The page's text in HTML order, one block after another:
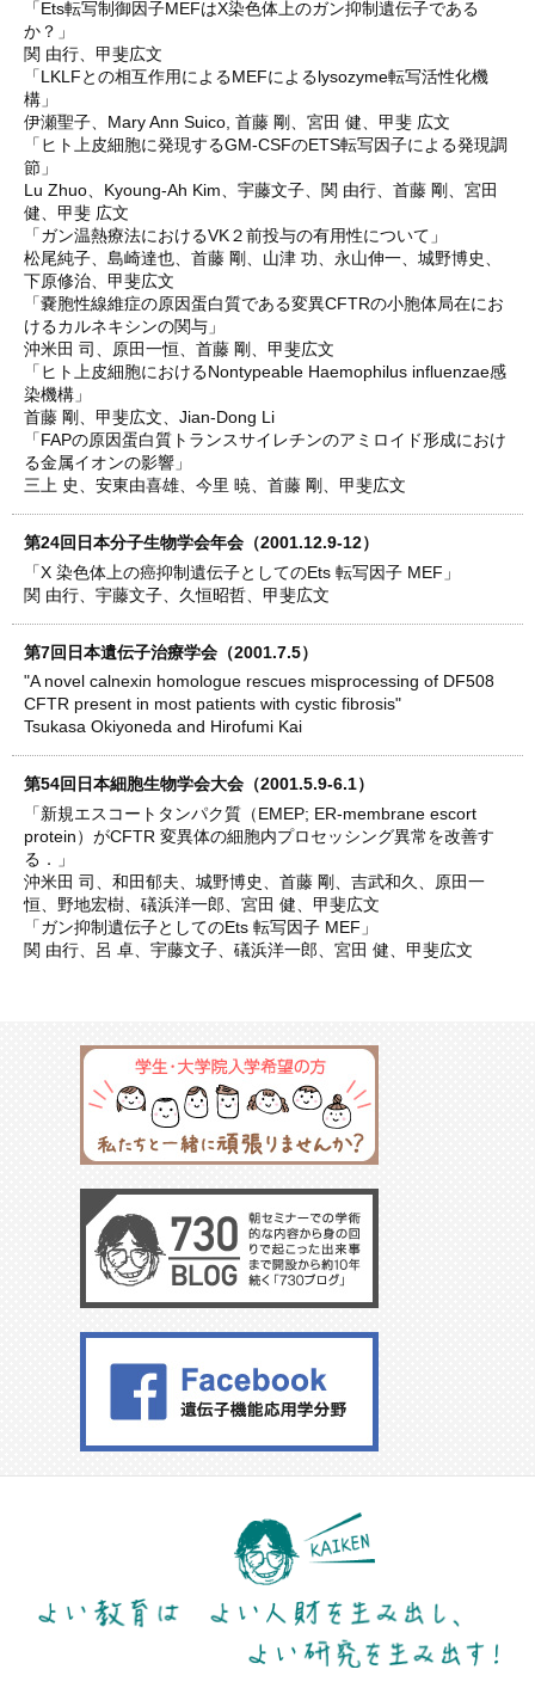
「Ets転写制御因子MEFはX染色体上のガン抑制遺伝子である
か？」
関 由行、甲斐広文
「LKLFとの相互作用によるMEFによるlysozyme転写活性化機
構」
伊瀬聖子、Mary Ann Suico, 首藤 剛、宮田 健、甲斐 広文
「ヒト上皮細胞に発現するGM-CSFのETS転写因子による発現調
節」
Lu Zhuo、Kyoung-Ah Kim、宇藤文子、関 由行、首藤 剛、宮田
健、甲斐 広文
「ガン温熱療法におけるVK２前投与の有用性について」
松尾純子、島崎達也、首藤 剛、山津 功、永山伸一、城野博史、
下原修治、甲斐広文
「嚢胞性線維症の原因蛋白質である変異CFTRの小胞体局在にお
けるカルネキシンの関与」
沖米田 司、原田一恒、首藤 剛、甲斐広文
「ヒト上皮細胞におけるNontypeable Haemophilus influenzae感
染機構」
首藤 剛、甲斐広文、Jian-Dong Li
「FAPの原因蛋白質トランスサイレチンのアミロイド形成におけ
る金属イオンの影響」
三上 史、安東由喜雄、今里 暁、首藤 剛、甲斐広文
第24回日本分子生物学会年会（2001.12.9-12）
「X 染色体上の癌抑制遺伝子としてのEts 転写因子 MEF」
関 由行、宇藤文子、久恒昭哲、甲斐広文
第7回日本遺伝子治療学会（2001.7.5）
"A novel calnexin homologue rescues misprocessing of DF508
CFTR present in most patients with cystic fibrosis"
Tsukasa Okiyoneda and Hirofumi Kai
第54回日本細胞生物学会大会（2001.5.9-6.1）
「新規エスコートタンパク質（EMEP; ER-membrane escort
protein）がCFTR 変異体の細胞内プロセッシング異常を改善す
る．」
沖米田 司、和田郁夫、城野博史、首藤 剛、吉武和久、原田一
恒、野地宏樹、礒浜洋一郎、宮田 健、甲斐広文
「ガン抑制遺伝子としてのEts 転写因子 MEF」
関 由行、呂 卓、宇藤文子、礒浜洋一郎、宮田 健、甲斐広文